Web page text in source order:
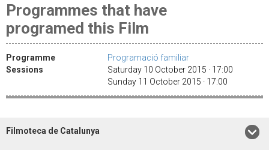
Programmes that have
programed this Film
Programme
Programació familiar
Sessions
Saturday 10 October 2015 · 17:00
Sunday 11 October 2015 · 17:00
Filmoteca de Catalunya